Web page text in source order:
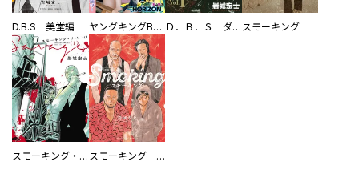
D.B.S 美堂編 ヤングキングBULL Ｄ．Ｂ．Ｓ ダーティー・ビジネス・シークレット スモーキング
スモーキング・サベージ スモーキング 新装版